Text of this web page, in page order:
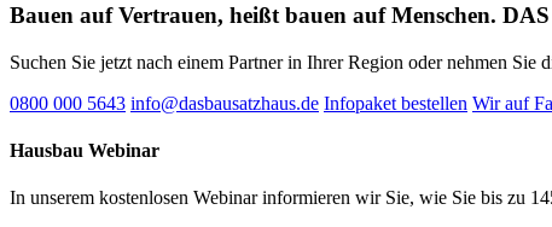
Bauen auf Vertrauen, heißt bauen auf Menschen.
Suchen Sie jetzt nach einem Partner in Ihrer Region oder nehmen Sie
0800 000 5643 info@dasbausatzhaus.de Infopaket bestellen Wir auf
Hausbau Webinar
In unserem kostenlosen Webinar informieren wir Sie, wie Sie bis zu